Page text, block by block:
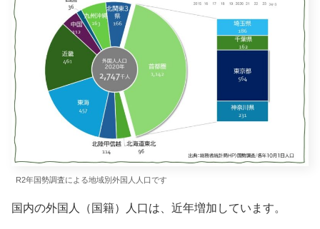
R2年国勢調査による地域別外国人人口です
国内の外国人（国籍）人口は、近年増加しています。